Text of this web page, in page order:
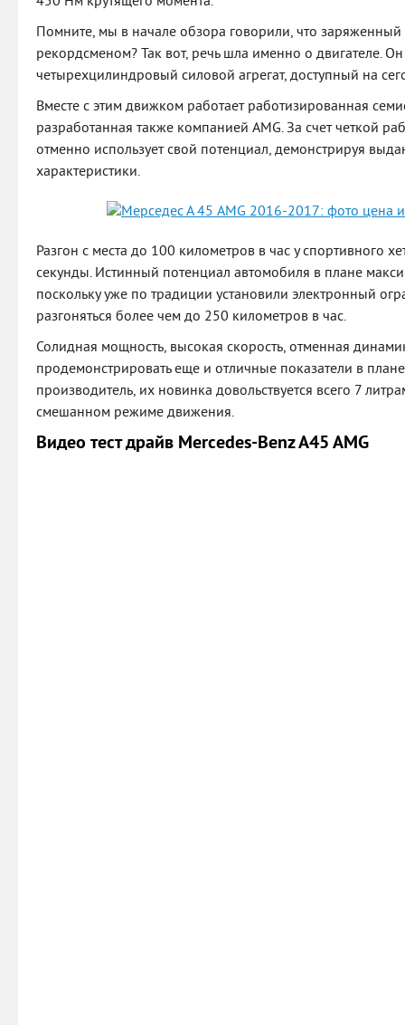
Помните, мы в начале обзора говорили, что заряженный
рекордсменом? Так вот, речь шла именно о двигателе.
четырехцилиндровый силовой агрегат, доступный на
Вместе с этим движком работает работизированная
разработанная также компанией AMG. За счет четкой
отменно использует свой потенциал, демонстрируя
характеристики.
Разгон с места до 100 километров в час у спортивного
секунды. Истинный потенциал автомобиля в плане
поскольку уже по традиции установили электронный
разгоняться более чем до 250 километров в час.
Солидная мощность, высокая скорость, отменная
продемонстрировать еще и отличные показатели в
производитель, их новинка довольствуется всего 7
смешанном режиме движения.
Видео тест драйв Mercedes-Benz A45 AMG